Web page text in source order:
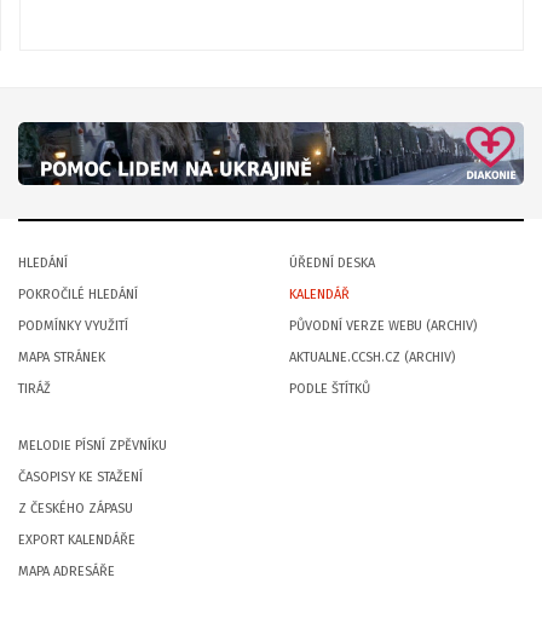
HLEDÁNÍ
POKROČILÉ HLEDÁNÍ
PODMÍNKY VYUŽITÍ
MAPA STRÁNEK
TIRÁŽ
ÚŘEDNÍ DESKA
KALENDÁŘ
PŮVODNÍ VERZE WEBU (ARCHIV)
AKTUALNE.CCSH.CZ (ARCHIV)
PODLE ŠTÍTKŮ
MELODIE PÍSNÍ ZPĚVNÍKU
ČASOPISY KE STAŽENÍ
Z ČESKÉHO ZÁPASU
EXPORT KALENDÁŘE
MAPA ADRESÁŘE